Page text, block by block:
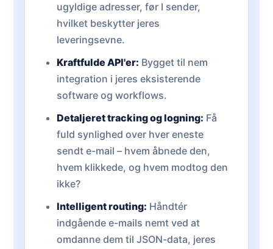
ugyldige adresser, før I sender,
hvilket beskytter jeres
leveringsevne.
Kraftfulde API'er: Bygget til nem
integration i jeres eksisterende
software og workflows.
Detaljeret tracking og logning: Få
fuld synlighed over hver eneste
sendt e-mail – hvem åbnede den,
hvem klikkede, og hvem modtog den
ikke?
Intelligent routing: Håndtér
indgående e-mails nemt ved at
omdanne dem til JSON-data, jeres